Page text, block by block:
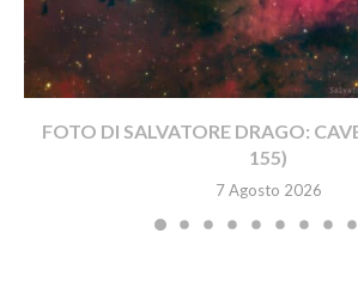
FOTO DI SALVATORE DRAGO:
155)
7 Agosto 2026